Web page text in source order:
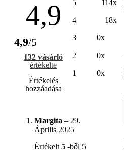
4,9
4,9/5
132 vásárló
értékelte
Értékelés
hozzáadása
5 114x
4 18x
3 0x
2 0x
1 0x
Margita – 29.
Április 2025
Értékelt 5 -ből 5